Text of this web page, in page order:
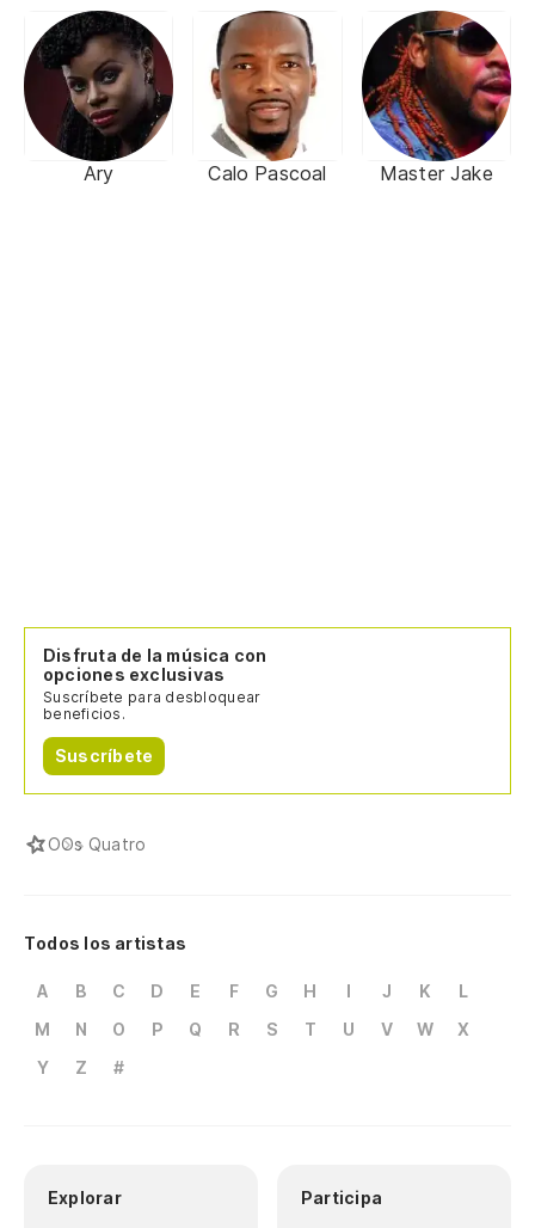
Ary Calo Pascoal Master Jake
Disfruta de la música con
opciones exclusivas
Suscríbete para desbloquear
beneficios.
Suscríbete
OOs Quatro
Todos los artistas
A B C D E F G H I J K
L
M
N O P Q R S T U V W
X
Y
Z #
Explorar Participa